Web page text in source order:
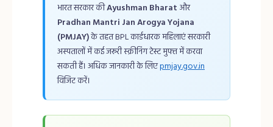
भारत सरकार कीAyushman Bharat और
Pradhan Mantri Jan Arogya Yojana
(PMJAY)के तहत BPL कार्डधारक महिलाएं सरकारी
अस्पतालों में कई जरूरी स्क्रीनिंग टेस्ट मुफ्त में करवा
सकती हैं। अधिक जानकारी के लिएpmjay.gov.in
विजिट करें।